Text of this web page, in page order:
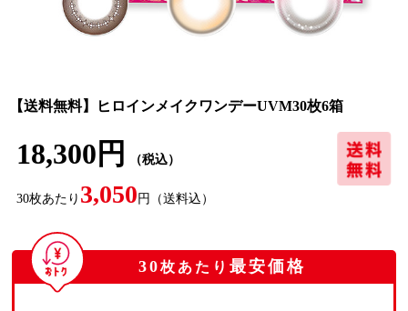
【送料無料】ヒロインメイクワンデーUVM30枚6箱
18,300円 （税込）
30枚あたり 3,050 円 （送料込）
30枚あたり 最安価格